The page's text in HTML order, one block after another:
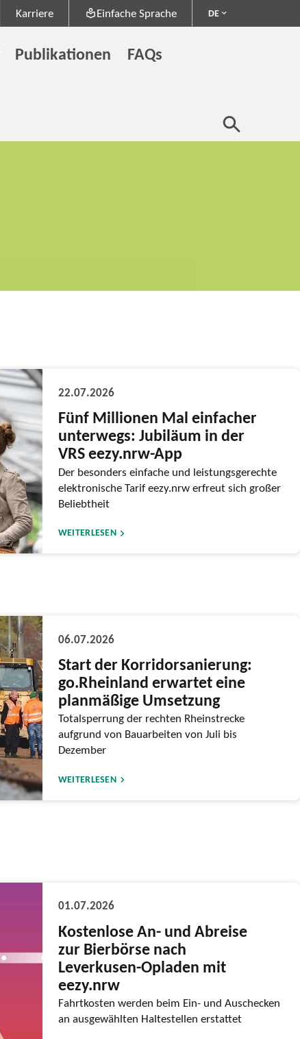
Karriere Einfache Sprache DE
Publikationen
FAQs
22.07.2026
Fünf Millionen Mal einfacher
unterwegs: Jubiläum in der
VRS eezy.nrw-App
Der besonders einfache und leistungsgerechte
elektronische Tarif eezy.nrw erfreut sich großer
Beliebtheit
WEITERLESEN
06.07.2026
Start der Korridorsanierung:
go.Rheinland erwartet eine
planmäßige Umsetzung
Totalsperrung der rechten Rheinstrecke
aufgrund von Bauarbeiten von Juli bis
Dezember
WEITERLESEN
01.07.2026
Kostenlose An- und Abreise
zur Bierbörse nach
Leverkusen-Opladen mit
eezy.nrw
Fahrtkosten werden beim Ein- und Auschecken
an ausgewählten Haltestellen erstattet